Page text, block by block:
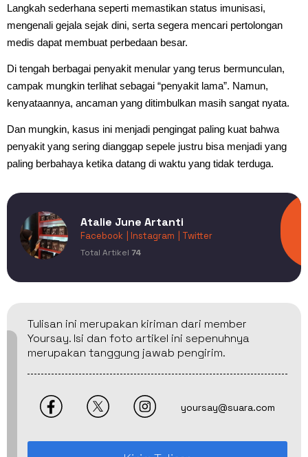
Langkah sederhana seperti memastikan status imunisasi,
mengenali gejala sejak dini, serta segera mencari pertolongan
medis dapat membuat perbedaan besar.
Di tengah berbagai penyakit menular yang terus bermunculan,
campak mungkin terlihat sebagai “penyakit lama”. Namun,
kenyataannya, ancaman yang ditimbulkan masih sangat nyata.
Dan mungkin, kasus ini menjadi pengingat paling kuat bahwa
penyakit yang sering dianggap sepele justru bisa menjadi yang
paling berbahaya ketika datang di waktu yang tidak terduga.
Atalie June Artanti
Facebook | Instagram | Twitter
Total Artikel 74
Tulisan ini merupakan kiriman dari member
Yoursay. Isi dan foto artikel ini sepenuhnya
merupakan tanggung jawab pengirim.
yoursay@suara.com